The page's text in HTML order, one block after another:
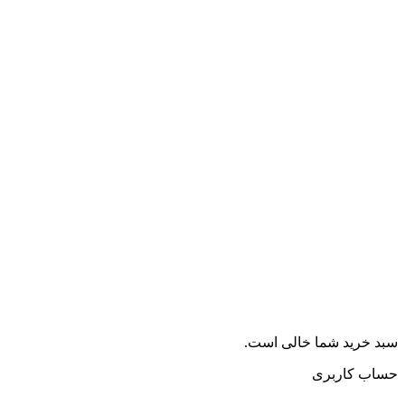
سبد خرید شما خالی است.
حساب کاربری